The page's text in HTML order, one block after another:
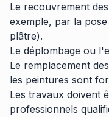
Le recouvrement
exemple, par la
plâtre).
Le déplombage ou
Le remplacement
les peintures sont
Les travaux doivent
professionnels